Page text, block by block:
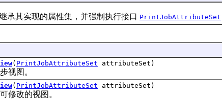
承其实现的属性集，并强制执行接口 PrintJobAttributeSet
( PrintJobAttributeSet attributeSet)
视图。
( PrintJobAttributeSet attributeSet)
改的视图。